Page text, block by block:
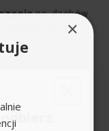
np. dachów
czy
×